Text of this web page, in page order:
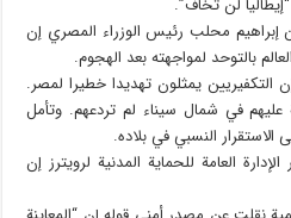
لن تخاف”.
إبراهيم محلب رئيس الوزراء المصري إن
بالتوحد لمواجهته بعد الهجوم.
التكفيريين يمثلون تهديدا خطيرا لمصر.
في شمال سيناء لم تردعهم. وتأمل
النسبي في بلاده.
العامة للحماية المدنية لرويترز إن